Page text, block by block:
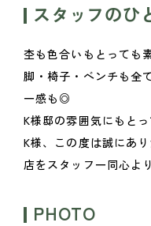
スタッフのひ
杢も色合いもとっても
脚・椅子・ベンチも全
一感も◎
K様邸の雰囲気にもと
K様、この度は誠にあ
店をスタッフ一同心よ
PHOTO